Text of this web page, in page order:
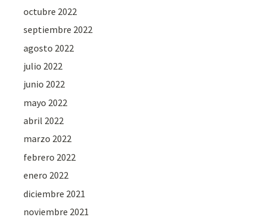
octubre 2022
septiembre 2022
agosto 2022
julio 2022
junio 2022
mayo 2022
abril 2022
marzo 2022
febrero 2022
enero 2022
diciembre 2021
noviembre 2021